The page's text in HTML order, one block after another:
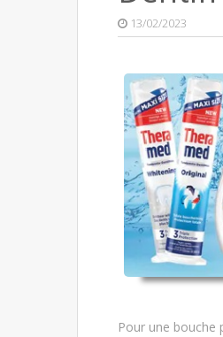
13/02/2023
Pour une bouche